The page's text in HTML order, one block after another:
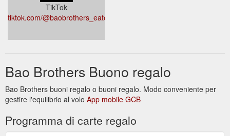
TikTok
tiktok.com/@baobrothers_eatery
Bao Brothers Buono regalo
Bao Brothers buoni regalo o buoni regalo. Modo conveniente per
gestire l'equilibrio al volo App mobile GCB
Programma di carte regalo